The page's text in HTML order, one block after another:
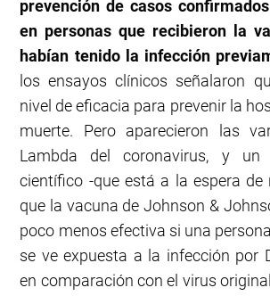
prevención de casos
en personas que recibieron la
habían tenido la infección
los ensayos clínicos señalaron
nivel de eficacia para prevenir la
muerte. Pero aparecieron las
Lambda del coronavirus, y un
científico -que está a la espera de
que la vacuna de Johnson &
poco menos efectiva si una
se ve expuesta a la infección por
en comparación con el virus